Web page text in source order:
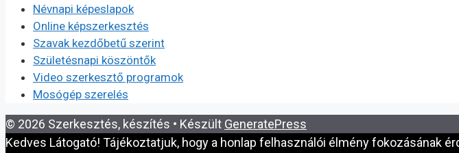
Névnapi képeslapok
Online képszerkesztés
Szavak kezdőbetű szerint
Születésnapi köszöntők
Video szerkesztő programok
Mosógép szerelés
© 2026 Szerkesztés, készítés • Készült GeneratePress
Kedves Látogató! Tájékoztatjuk, hogy a honlap felhasználói élmény fokozásának